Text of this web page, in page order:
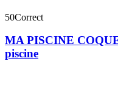
50Correct
MA PISCINE
piscine